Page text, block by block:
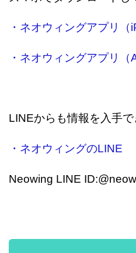
・ネオウィングアプリ（
・ネオウィングアプリ（
LINEからも情報を入手で
・ネオウィングのLINE
Neowing LINE